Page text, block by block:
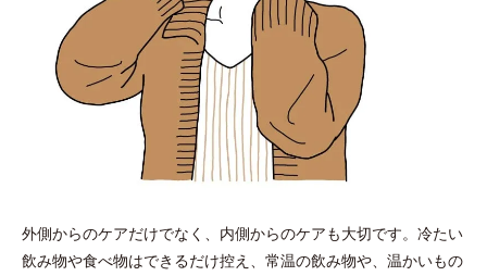
外側からのケアだけでなく、内側からのケアも大切です。冷たい
飲み物や食べ物はできるだけ控え、常温の飲み物や、温かいもの